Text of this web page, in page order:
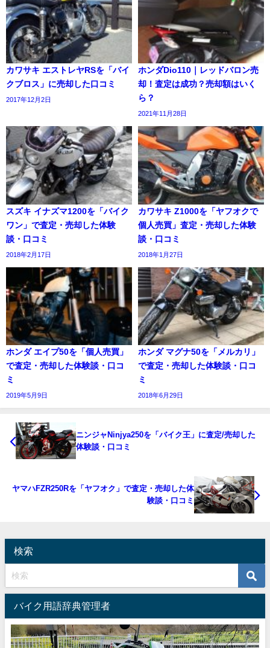
カワサキ エストレヤRSを「バイ
クブロス」に売却した口コミ
2017年12月2日
ホンダDio110｜レッドバロン売
却！査定は成功？売却額はいく
ら？
2021年11月28日
スズキ イナズマ1200を「バイク
ワン」で査定・売却した体験
談・口コミ
2018年2月17日
カワサキ Z1000を「ヤフオクで
個人売買」査定・売却した体験
談・口コミ
2018年1月27日
ホンダ エイプ50を「個人売買」
で査定・売却した体験談・口コ
ミ
2019年5月9日
ホンダ マグナ50を「メルカリ」
で査定・売却した体験談・口コ
ミ
2018年6月29日
ニンジャNinjya250を「バイク王」に査定/売却した
体験談・口コミ
ヤマハFZR250Rを「ヤフオク」で査定・売却した体
験談・口コミ
検索
バイク用語辞典管理者